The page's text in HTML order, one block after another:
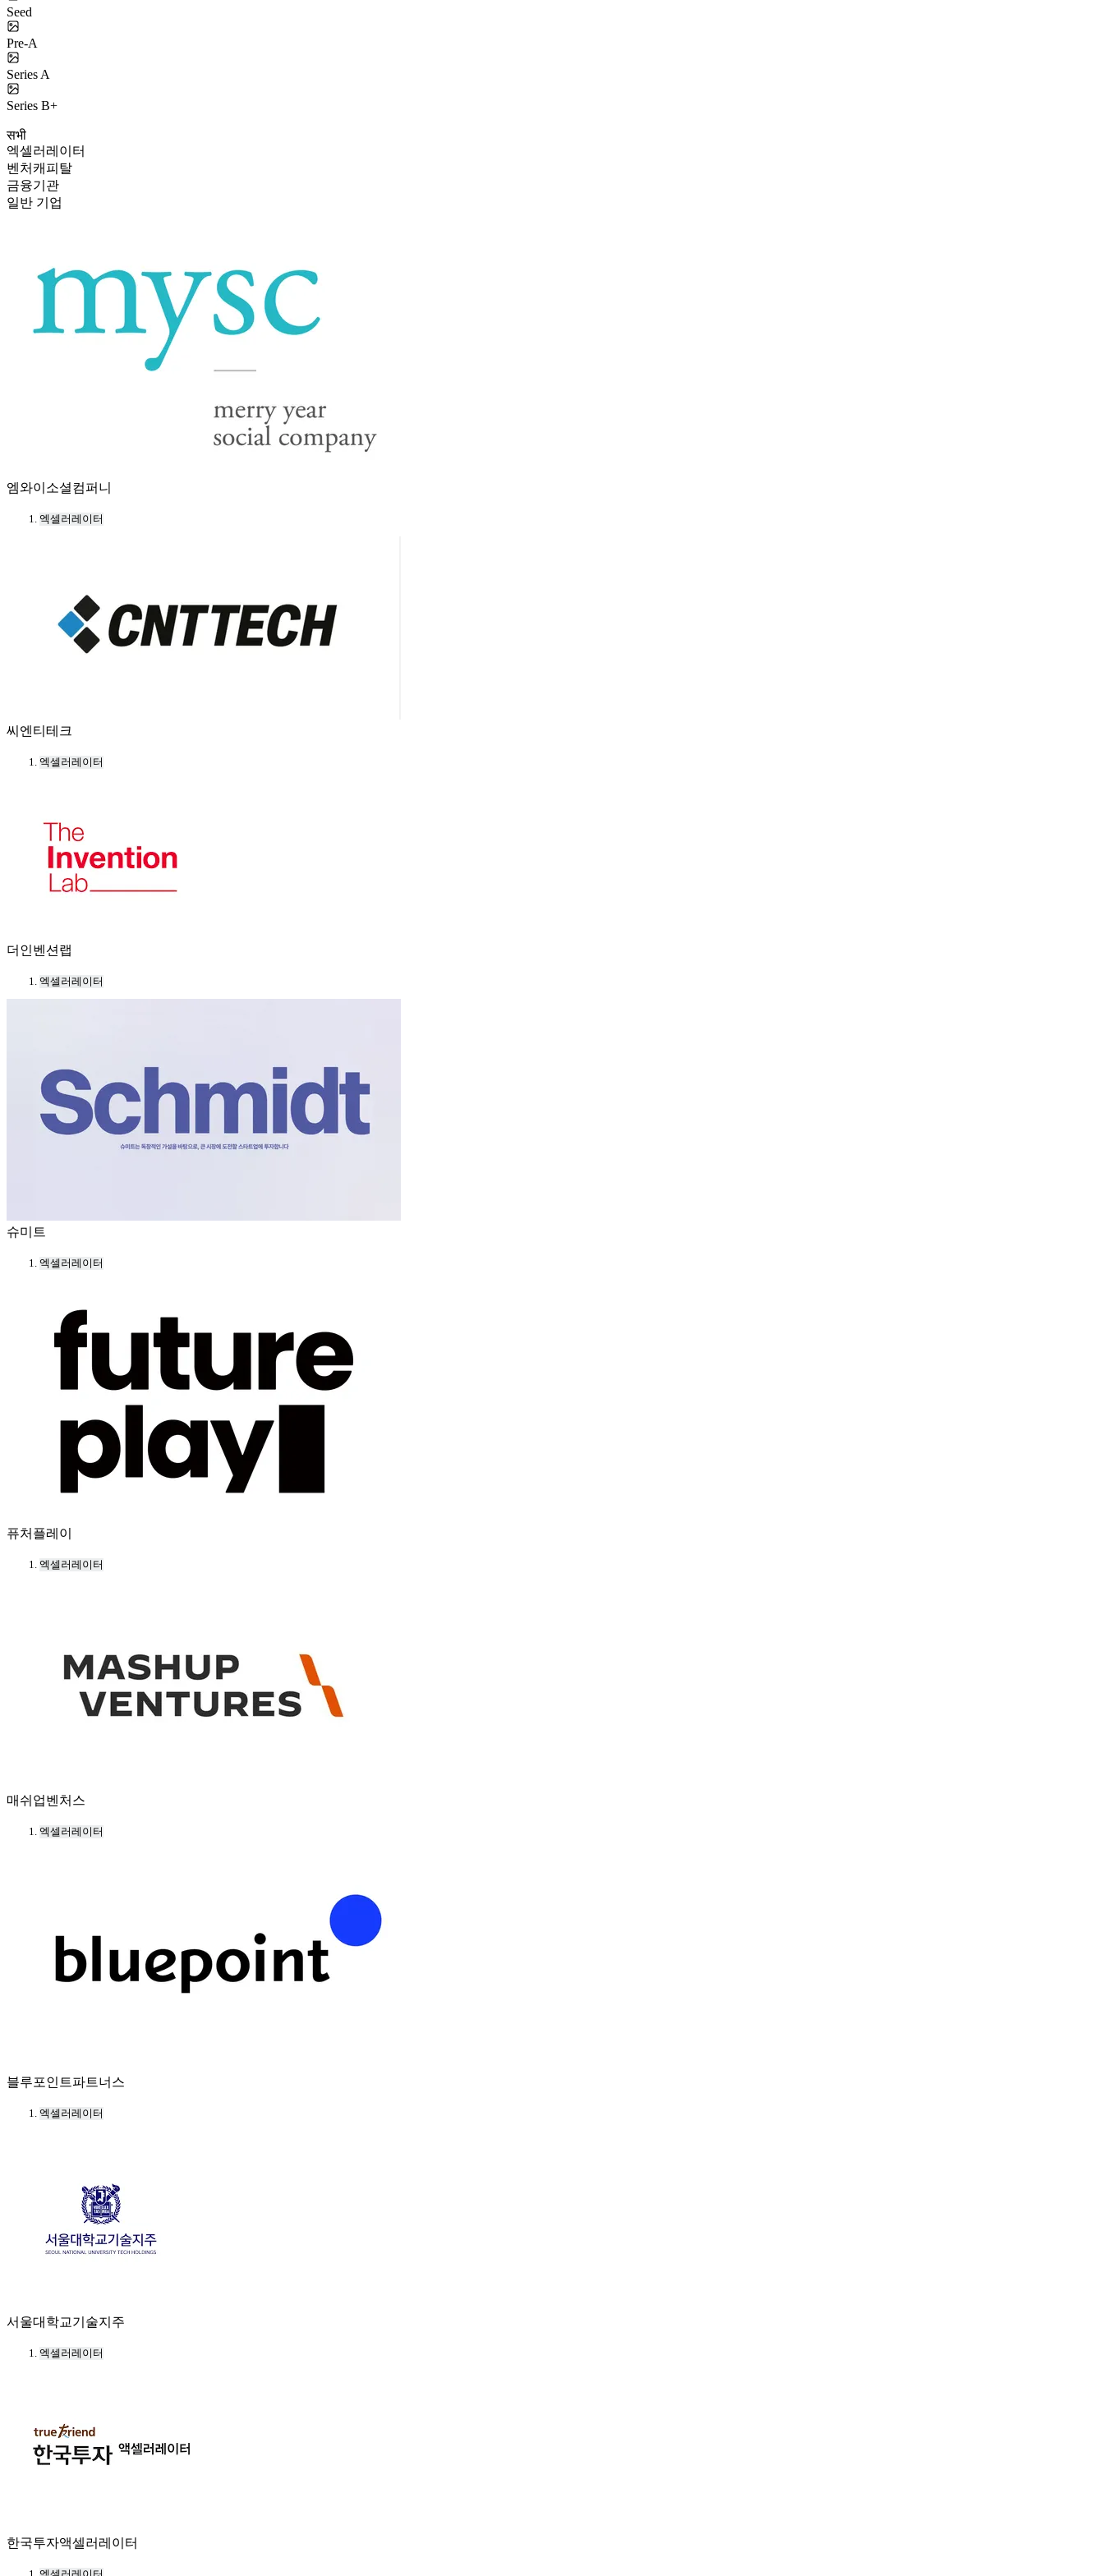
Seed
Pre-A
Series A
Series B+
सभी
엑셀러레이터
벤처캐피탈
금융기관
일반 기업
엠와이소셜컴퍼니
엑셀러레이터
씨엔티테크
엑셀러레이터
더인벤션랩
엑셀러레이터
슈미트
엑셀러레이터
퓨처플레이
엑셀러레이터
매쉬업벤처스
엑셀러레이터
블루포인트파트너스
엑셀러레이터
서울대학교기술지주
엑셀러레이터
한국투자액셀러레이터